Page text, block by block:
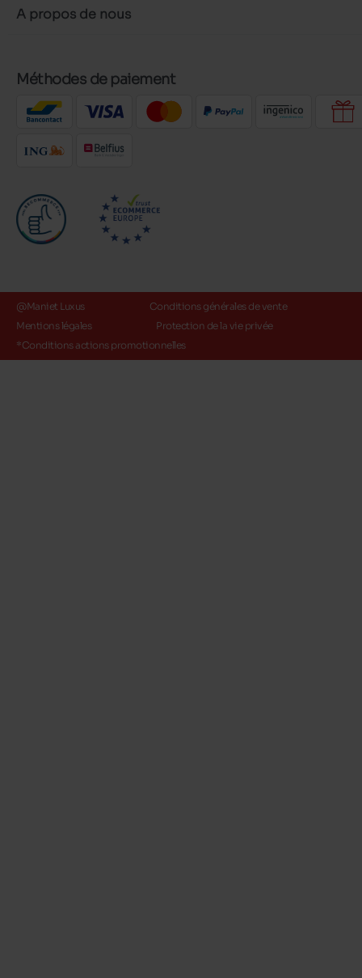
A propos de nous
Méthodes de paiement
@Maniet Luxus
Conditions générales de vente
Mentions légales
Protection de la vie privée
*Conditions actions promotionnelles